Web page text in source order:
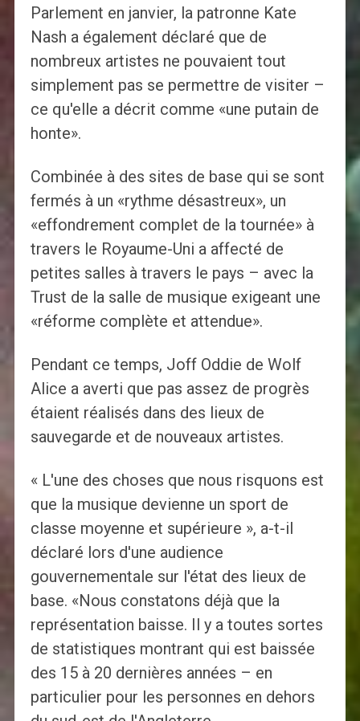
Parlement en janvier, la patronne Kate
Nash a également déclaré que de
nombreux artistes ne pouvaient tout
simplement pas se permettre de visiter –
ce qu'elle a décrit comme «une putain de
honte».
Combinée à des sites de base qui se sont
fermés à un «rythme désastreux», un
«effondrement complet de la tournée» à
travers le Royaume-Uni a affecté de
petites salles à travers le pays – avec la
Trust de la salle de musique exigeant une
«réforme complète et attendue».
Pendant ce temps, Joff Oddie de Wolf
Alice a averti que pas assez de progrès
étaient réalisés dans des lieux de
sauvegarde et de nouveaux artistes.
« L'une des choses que nous risquons est
que la musique devienne un sport de
classe moyenne et supérieure », a-t-il
déclaré lors d'une audience
gouvernementale sur l'état des lieux de
base. «Nous constatons déjà que la
représentation baisse. Il y a toutes sortes
de statistiques montrant qui est baissée
des 15 à 20 dernières années – en
particulier pour les personnes en dehors